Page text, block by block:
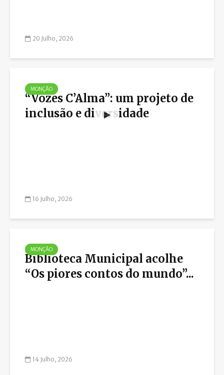
20 Julho, 2026
MONÇÃO
“Vozes C’Alma”: um projeto de
inclusão e diversidade
16 Julho, 2026
MONÇÃO
Biblioteca Municipal acolhe
“Os piores contos do mundo”...
14 Julho, 2026